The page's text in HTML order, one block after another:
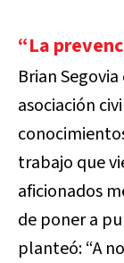
“La
Brian
asociación
trabajo que
aficionados
de poner a
planteó: “A